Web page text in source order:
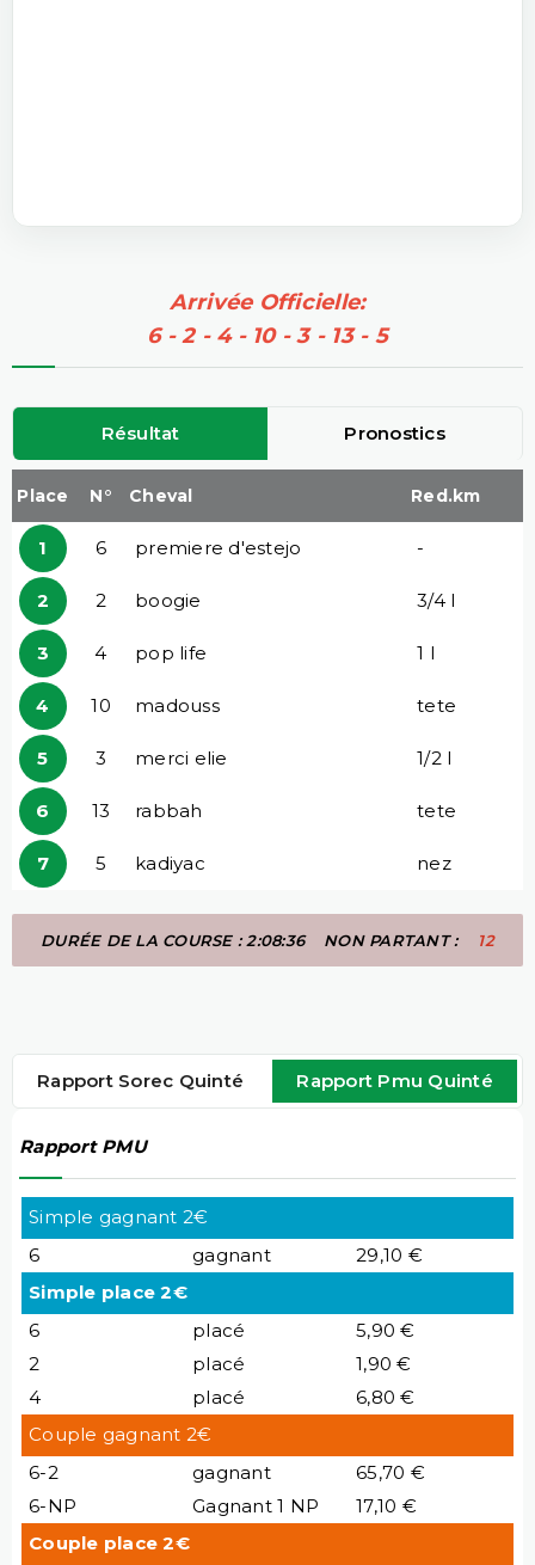
Arrivée Officielle:
6 - 2 - 4 - 10 - 3 - 13 - 5
Résultat Pronostics
Place N° Cheval Red.km
1 6 premiere d'estejo -
2 2 boogie 3/4 l
3 4 pop life 1 l
4 10 madouss tete
5 3 merci elie 1/2 l
6 13 rabbah tete
7 5 kadiyac nez
DURÉE DE LA COURSE : 2:08:36 NON PARTANT : 12
Rapport Sorec Quinté Rapport Pmu Quinté
Rapport PMU
Simple gagnant 2€
6
gagnant
29,10 €
Simple place 2€
6
placé
5,90 €
2
placé
1,90 €
4
placé
6,80 €
Couple gagnant 2€
6-2
gagnant
65,70 €
6-NP
Gagnant 1 NP
17,10 €
Couple place 2€